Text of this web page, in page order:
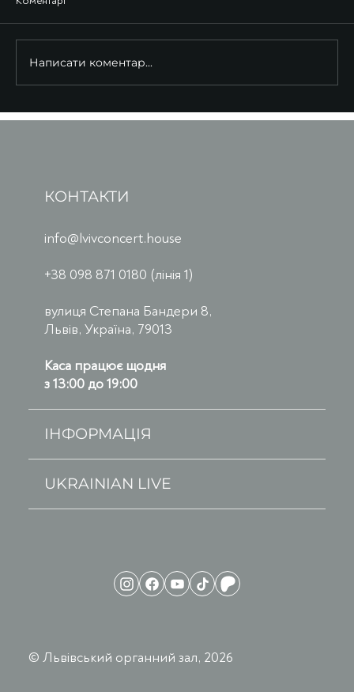
Написати коментар...
© Львівський органний зал, 2026
КОНТАКТИ
info@lvivconcert.house
+38 098 871 0180 (лінія 1)
вулиця Степана Бандери 8,
Львів, Україна, 79013
Каса працює щодня
з 13:00 до 19:00
ІНФОРМАЦІЯ
UKRAINIAN LIVE